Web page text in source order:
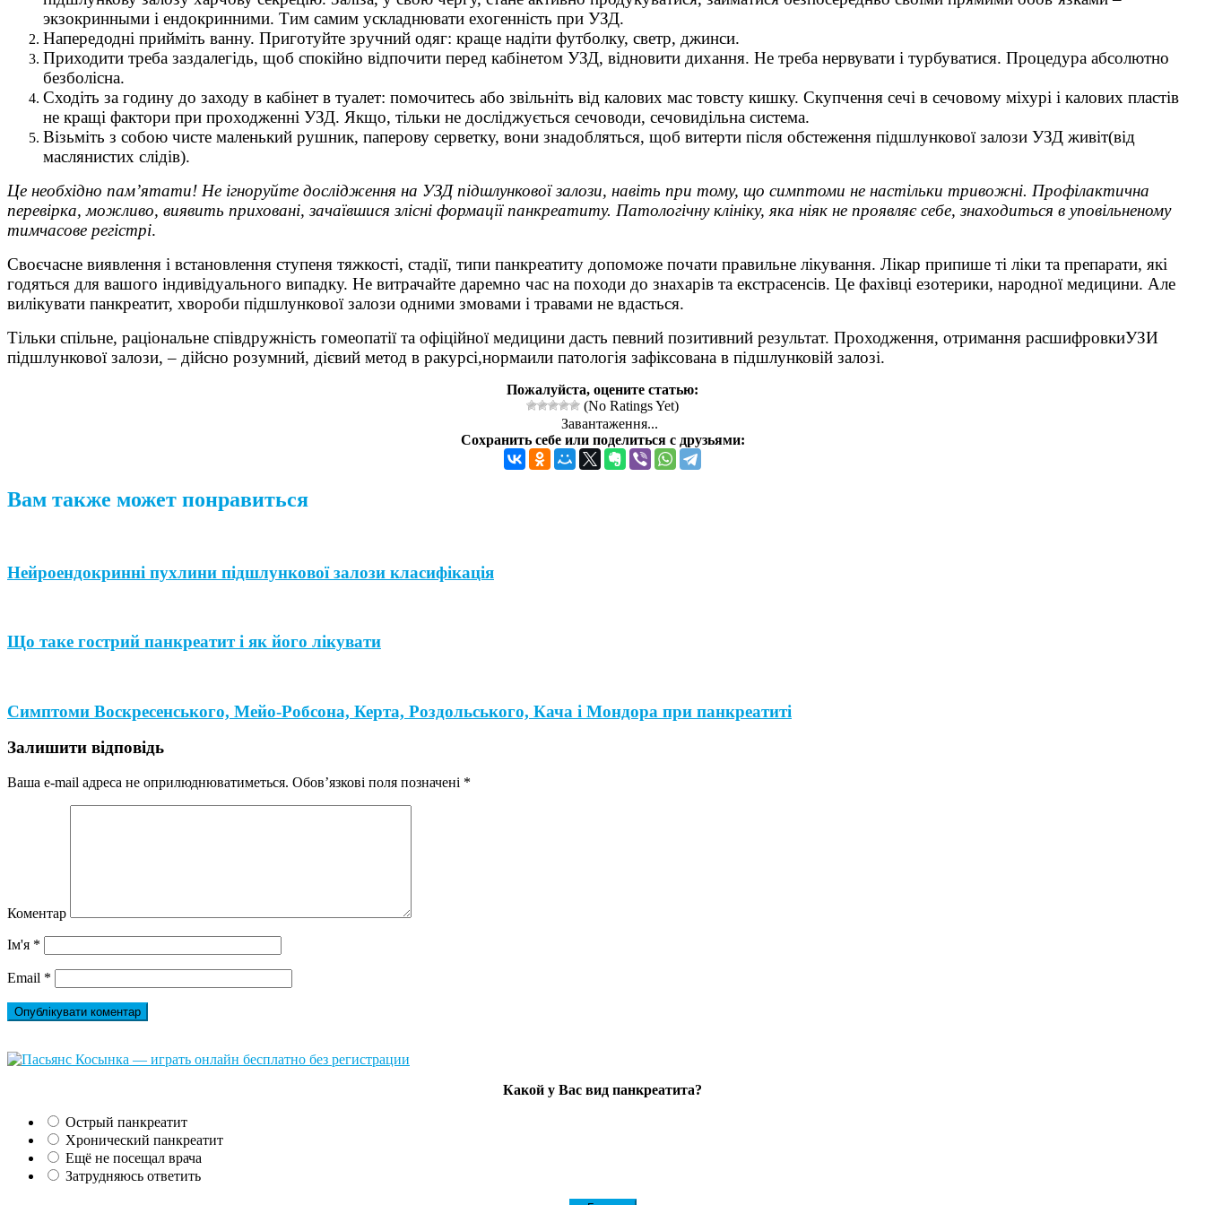
экзокринными і ендокринними. Тим самим ускладнювати ехогенність при УЗД.
Напередодні прийміть ванну. Приготуйте зручний одяг: краще надіти футболку, светр, джинси.
Приходити треба заздалегідь, щоб спокійно відпочити перед кабінетом УЗД, відновити дихання. Не треба нервувати і турбуватися. Процедура абсолютно
безболісна.
Сходіть за годину до заходу в кабінет в туалет: помочитесь або звільніть від калових мас товсту кишку. Скупчення сечі в сечовому міхурі і калових пластів
не кращі фактори при проходженні УЗД. Якщо, тільки не досліджується сечоводи, сечовидільна система.
Візьміть з собою чисте маленький рушник, паперову серветку, вони знадобляться, щоб витерти після обстеження підшлункової залози УЗД живіт(від
маслянистих слідів).
Це необхідно пам’ятати! Не ігноруйте дослідження на УЗД підшлункової залози, навіть при тому, що симптоми не настільки тривожні. Профілактична
перевірка, можливо, виявить приховані, зачаївшися злісні формації панкреатиту. Патологічну клініку, яка ніяк не проявляє себе, знаходиться в уповільненому
тимчасове регістрі.
Своєчасне виявлення і встановлення ступеня тяжкості, стадії, типи панкреатиту допоможе почати правильне лікування. Лікар припише ті ліки та препарати, які
годяться для вашого індивідуального випадку. Не витрачайте даремно час на походи до знахарів та екстрасенсів. Це фахівці езотерики, народної медицини. Але
вилікувати панкреатит, хвороби підшлункової залози одними змовами і травами не вдасться.
Тільки спільне, раціональне співдружність гомеопатії та офіційної медицини дасть певний позитивний результат. Проходження, отримання расшифровкиУЗИ
підшлункової залози, – дійсно розумний, дієвий метод в ракурсі,нормаили патологія зафіксована в підшлунковій залозі.
Пожалуйста, оцените статью:
(No Ratings Yet)
Завантаження...
Сохранить себе или поделиться с друзьями:
Вам также может понравиться
Нейроендокринні пухлини підшлункової залози класифікація
Що таке гострий панкреатит і як його лікувати
Симптоми Воскресенського, Мейо-Робсона, Керта, Роздольського, Кача і Мондора при панкреатиті
Залишити відповідь
Ваша e-mail адреса не оприлюднюватиметься. Обов’язкові поля позначені *
Коментар
Ім'я *
Email *
Какой у Вас вид панкреатита?
Острый панкреатит
Хронический панкреатит
Ещё не посещал врача
Затрудняюсь ответить